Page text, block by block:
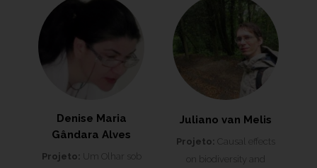
Denise Maria
Gândara Alves
Projeto: Um Olhar sob
Juliano van Melis
Projeto: Causal effects
on biodiversity and